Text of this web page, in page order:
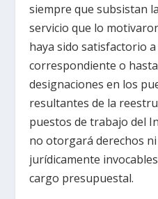
siempre que subsistan
servicio que lo
haya sido satisfactorio
correspondiente o
designaciones en los
resultantes de la
puestos de trabajo del
no otorgará derechos
jurídicamente
cargo presupuestal.